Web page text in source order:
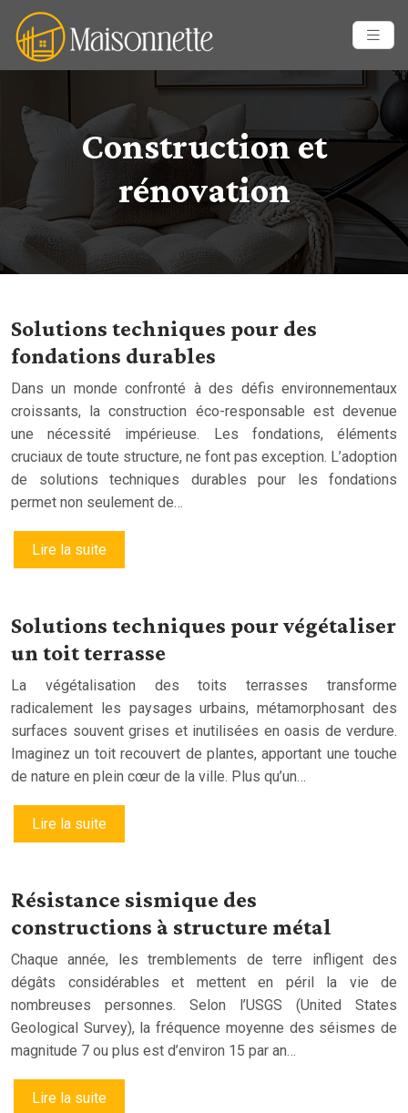
Construction et
rénovation
Solutions techniques pour des
fondations durables
Dans un monde confronté à des défis environnementaux
croissants, la construction éco-responsable est devenue
une nécessité impérieuse. Les fondations, éléments
cruciaux de toute structure, ne font pas exception. L’adoption
de solutions techniques durables pour les fondations
permet non seulement de…
Lire la suite
Solutions techniques pour végétaliser
un toit terrasse
La végétalisation des toits terrasses transforme
radicalement les paysages urbains, métamorphosant des
surfaces souvent grises et inutilisées en oasis de verdure.
Imaginez un toit recouvert de plantes, apportant une touche
de nature en plein cœur de la ville. Plus qu’un…
Lire la suite
Résistance sismique des
constructions à structure métal
Chaque année, les tremblements de terre infligent des
dégâts considérables et mettent en péril la vie de
nombreuses personnes. Selon l’USGS (United States
Geological Survey), la fréquence moyenne des séismes de
magnitude 7 ou plus est d’environ 15 par an…
Lire la suite